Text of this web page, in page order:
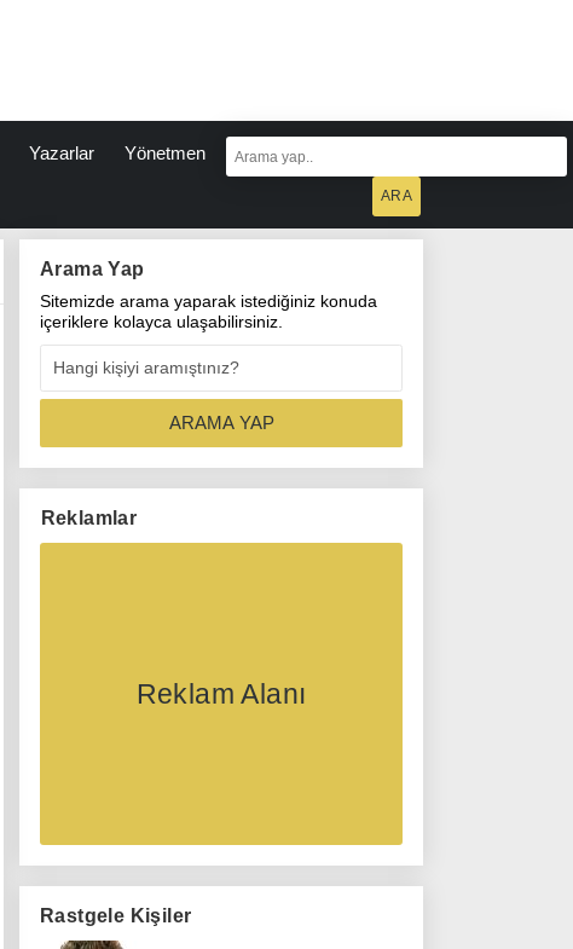
Yazarlar Yönetmen
Arama Yap
Sitemizde arama yaparak istediğiniz konuda
içeriklere kolayca ulaşabilirsiniz.
Reklamlar
Reklam Alanı
Rastgele Kişiler